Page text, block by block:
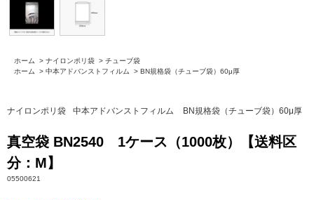
ホーム > ナイロンポリ袋 > チューブ袋
ホーム
> 中本アドバンストフィルム > BN規格袋（チューブ袋）60μ厚
ナイロンポリ袋 中本アドバンストフィルム BN規格袋（チューブ袋）60μ厚
真空袋 BN2540 1ケース（1000枚）【送料区
分：M】
05500621